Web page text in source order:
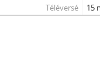
Téléversé
15